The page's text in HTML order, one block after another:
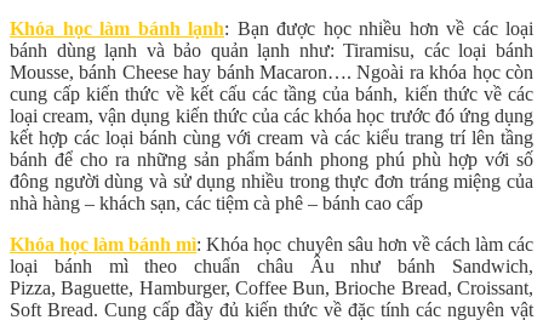
Khóa học làm bánh lạnh: Bạn được học nhiều hơn về các loại
bánh dùng lạnh và bảo quản lạnh như: Tiramisu, các loại bánh
Mousse, bánh Cheese hay bánh Macaron…. Ngoài ra khóa học còn
cung cấp kiến thức về kết cấu các tầng của bánh, kiến thức về các
loại cream, vận dụng kiến thức của các khóa học trước đó ứng dụng
kết hợp các loại bánh cùng với cream và các kiểu trang trí lên tầng
bánh để cho ra những sản phẩm bánh phong phú phù hợp với số
đông người dùng và sử dụng nhiều trong thực đơn tráng miệng của
nhà hàng – khách sạn, các tiệm cà phê – bánh cao cấp
Khóa học làm bánh mì: Khóa học chuyên sâu hơn về cách làm các
loại bánh mì theo chuẩn châu Âu như bánh Sandwich,
Pizza,Baguette, Hamburger, Coffee Bun, Brioche Bread, Croissant,
Soft Bread. Cung cấp đầy đủ kiến thức về đặc tính các nguyên vật